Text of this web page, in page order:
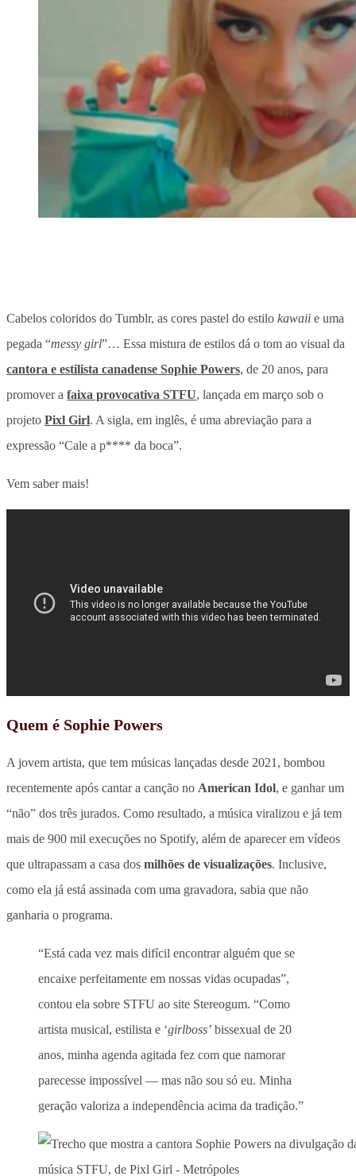
Cabelos coloridos do Tumblr, as cores pastel do estilo kawaii e uma
pegada “messy girl”… Essa mistura de estilos dá o tom ao visual da
cantora e estilista canadense Sophie Powers, de 20 anos, para
promover a faixa provocativa STFU, lançada em março sob o
projeto Pixl Girl. A sigla, em inglês, é uma abreviação para a
expressão “Cale a p**** da boca”.
Vem saber mais!
Quem é Sophie Powers
A jovem artista, que tem músicas lançadas desde 2021, bombou
recentemente após cantar a canção no American Idol, e ganhar um
“não” dos três jurados. Como resultado, a música viralizou e já tem
mais de 900 mil execuções no Spotify, além de aparecer em vídeos
que ultrapassam a casa dos milhões de visualizações. Inclusive,
como ela já está assinada com uma gravadora, sabia que não
ganharia o programa.
“Está cada vez mais difícil encontrar alguém que se
encaixe perfeitamente em nossas vidas ocupadas”,
contou ela sobre STFU ao site Stereogum. “Como
artista musical, estilista e ‘girlboss’ bissexual de 20
anos, minha agenda agitada fez com que namorar
parecesse impossível — mas não sou só eu. Minha
geração valoriza a independência acima da tradição.”